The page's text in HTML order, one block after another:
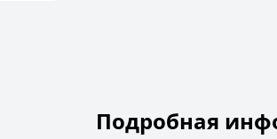
Подробная